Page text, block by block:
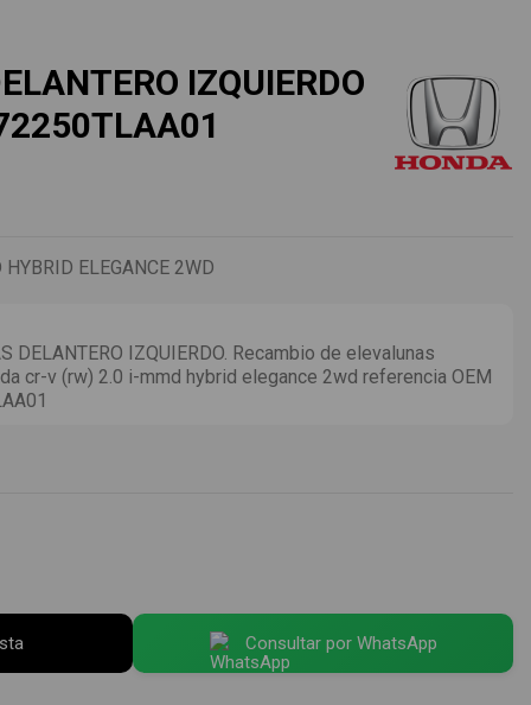
IZQUIERDO
ELEGANCE 2WD
DELANTERO IZQUIERDO. Recambio de elevalunas
cr-v (rw) 2.0 i-mmd hybrid elegance 2wd referencia OEM
Consultar por WhatsApp